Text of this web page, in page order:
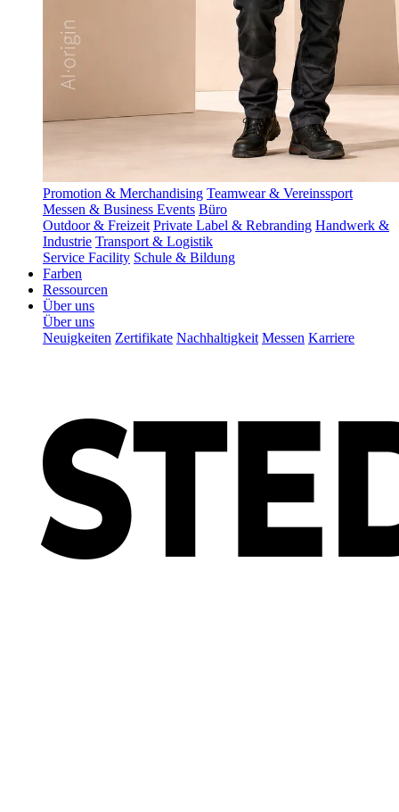
Promotion & Merchandising Teamwear & Vereinssport
Messen & Business Events Büro
Outdoor & Freizeit Private Label & Rebranding Handwerk &
Industrie Transport & Logistik
Service Facility Schule & Bildung
Farben
Ressourcen
Über uns
Über uns
Neuigkeiten Zertifikate Nachhaltigkeit Messen Karriere